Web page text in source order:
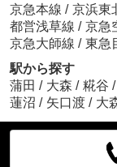
京急本線 / 京浜東
都営浅草線 / 京急
京急大師線 / 東急
駅から探す
蒲田 / 大森 / 糀谷 /
蓮沼 / 矢口渡 / 大